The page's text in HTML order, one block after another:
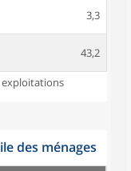
3,3
43,2
exploitations
des ménages